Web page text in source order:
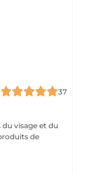
37
visage et du
de